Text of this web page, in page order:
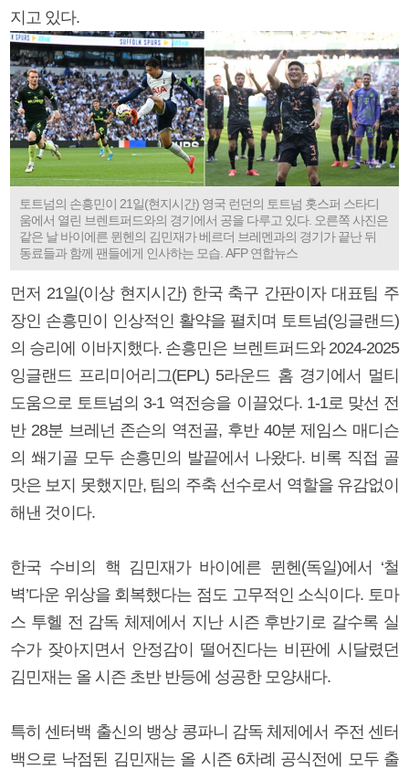
지고 있다.
토트넘의 손흥민이 21일(현지시간) 영국 런던의 토트넘 홋스퍼 스타디
움에서 열린 브렌트퍼드와의 경기에서 공을 다루고 있다. 오른쪽 사진은
같은 날 바이에른 뮌헨의 김민재가 베르더 브레멘과의 경기가 끝난 뒤
동료들과 함께 팬들에게 인사하는 모습. AFP 연합뉴스
먼저 21일(이상 현지시간) 한국 축구 간판이자 대표팀 주
장인 손흥민이 인상적인 활약을 펼치며 토트넘(잉글랜드)
의 승리에 이바지했다. 손흥민은 브렌트퍼드와 2024-2025
잉글랜드 프리미어리그(EPL) 5라운드 홈 경기에서 멀티
도움으로 토트넘의 3-1 역전승을 이끌었다. 1-1로 맞선 전
반 28분 브레넌 존슨의 역전골, 후반 40분 제임스 매디슨
의 쐐기골 모두 손흥민의 발끝에서 나왔다. 비록 직접 골
맛은 보지 못했지만, 팀의 주축 선수로서 역할을 유감없이
해낸 것이다.
한국 수비의 핵 김민재가 바이에른 뮌헨(독일)에서 ‘철
벽’다운 위상을 회복했다는 점도 고무적인 소식이다. 토마
스 투헬 전 감독 체제에서 지난 시즌 후반기로 갈수록 실
수가 잦아지면서 안정감이 떨어진다는 비판에 시달렸던
김민재는 올 시즌 초반 반등에 성공한 모양새다.
특히 센터백 출신의 뱅상 콩파니 감독 체제에서 주전 센터
백으로 낙점된 김민재는 올 시즌 6차례 공식전에 모두 출